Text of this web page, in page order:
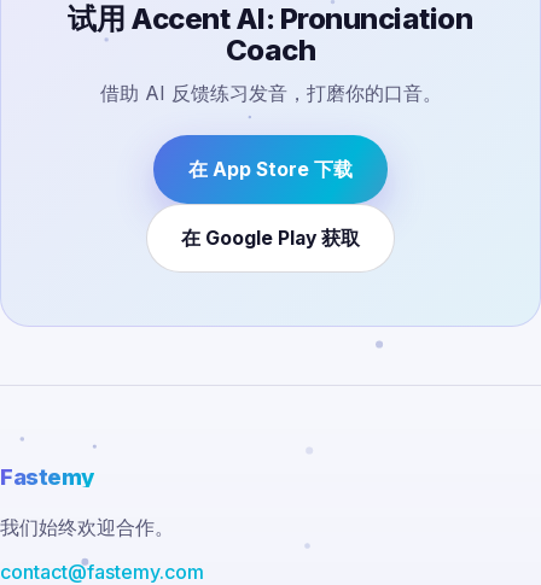
试用 Accent AI: Pronunciation
Coach
借助 AI 反馈练习发音，打磨你的口音。
在 App Store 下载
在 Google Play 获取
Fastemy
我们始终欢迎合作。
contact@fastemy.com